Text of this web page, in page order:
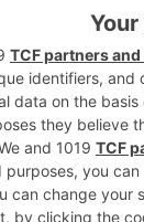
que
y
408
albergaban
común